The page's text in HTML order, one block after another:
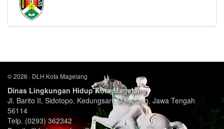
© 2026 · DLH Kota Magelang
Dinas Lingkungan Hidup Kota Magelang
Jl. Barito II, Sidotopo, Kedungsari, Magelang, Jawa Tengah
56114
Telp. (0293) 362342